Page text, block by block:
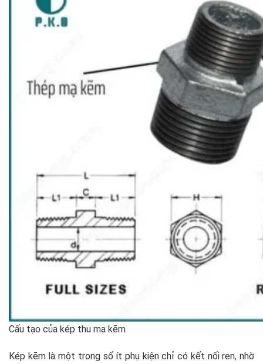
Cấu tạo của kép thu mạ kẽm
Kép kẽm là một trong số ít phụ kiện chỉ có kết nối ren, nhờ